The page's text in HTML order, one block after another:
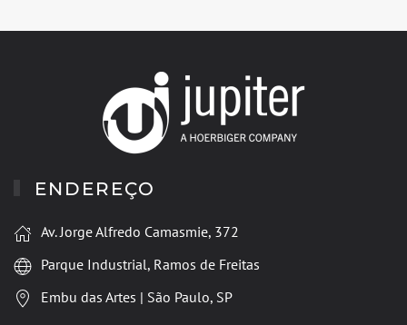
ENDEREÇO
Av. Jorge Alfredo Camasmie, 372
Parque Industrial, Ramos de Freitas
Embu das Artes | São Paulo, SP